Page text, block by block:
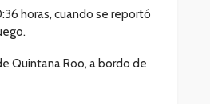
horas, cuando se reportó
Quintana Roo, a bordo de